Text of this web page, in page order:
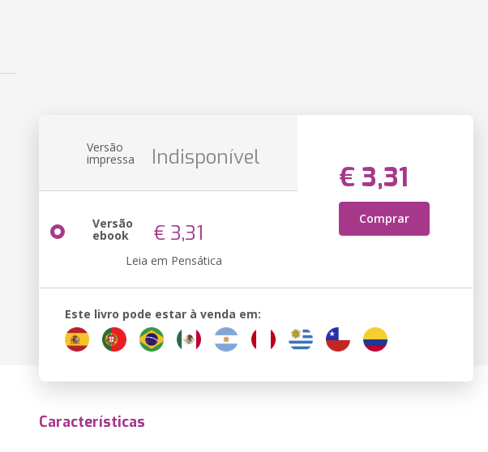
Versão
impressa Indisponível
€ 3,31
Comprar
Versão
ebook € 3,31
Leia em Pensática
Este livro pode estar à venda em:
Características